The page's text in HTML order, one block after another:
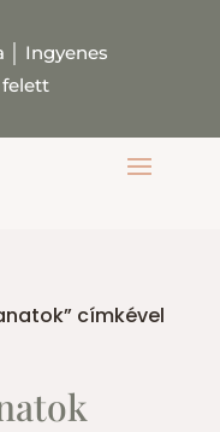
Ingyenes
felett
címkével